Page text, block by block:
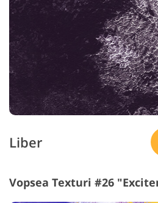
Liber
Vopsea Texturi #26